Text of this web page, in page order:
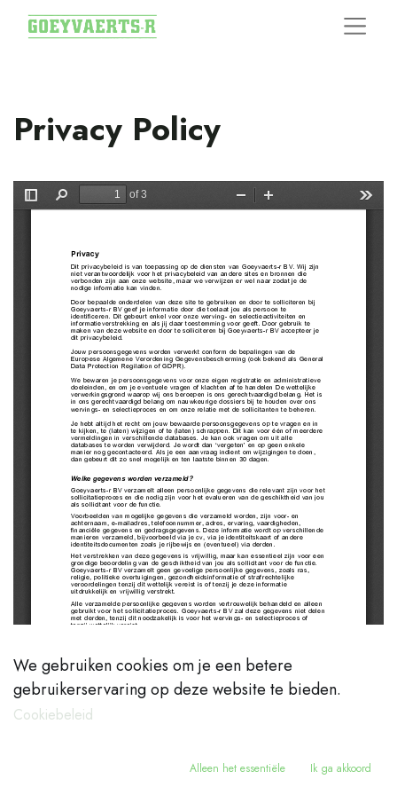
Privacy Policy
We gebruiken cookies om je een betere
gebruikerservaring op deze website te bieden.
Cookiebeleid
Alleen het essentiële Ik ga akkoord